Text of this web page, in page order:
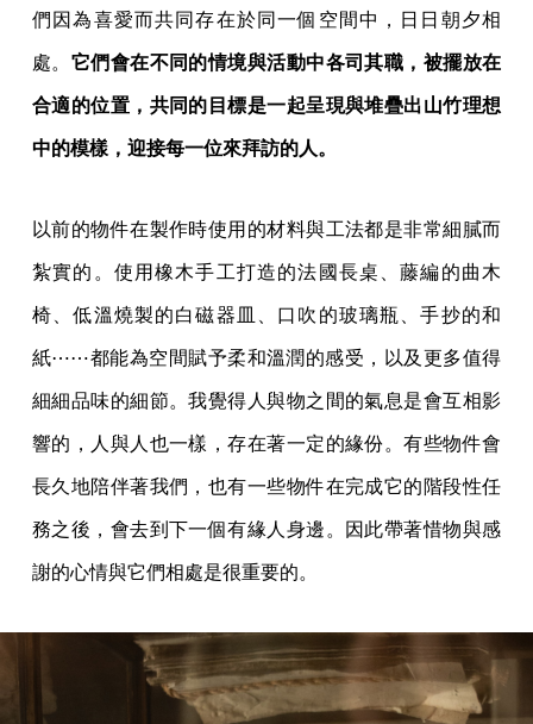
們因為喜愛而共同存在於同一個空間中，日日朝夕相
處。 它們會在不同的情境與活動中各司其職，被擺放在
合適的位置，共同的目標是一起呈現與堆疊出山竹理想
中的模樣，迎接每一位來拜訪的人。
以前的物件在製作時使用的材料與工法都是非常細膩而
紮實的。使用橡木手工打造的法國長桌、藤編的曲木
椅、低溫燒製的白磁器皿、口吹的玻璃瓶、手抄的和
紙⋯⋯都能為空間賦予柔和溫潤的感受，以及更多值得
細細品味的細節。我覺得人與物之間的氣息是會互相影
響的，人與人也一樣，存在著一定的緣份。有些物件會
長久地陪伴著我們，也有一些物件在完成它的階段性任
務之後，會去到下一個有緣人身邊。因此帶著惜物與感
謝的心情與它們相處是很重要的。